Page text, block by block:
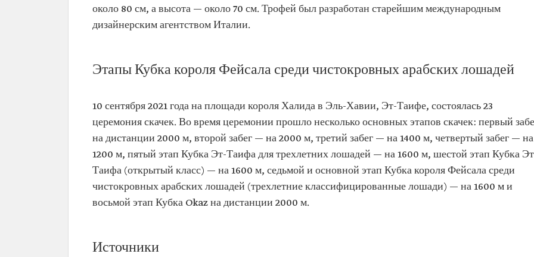
около 80 см, а высота — около 70 см. Трофей был разработан старейшим международным
дизайнерским агентством Италии.
Этапы Кубка короля Фейсала среди чистокровных арабских лошадей
10 сентября 2021 года на площади короля Халида в Эль-Хавии, Эт-Таифе, состоялась 23
церемония скачек. Во время церемонии прошло несколько основных этапов скачек: первый
на дистанции 2000 м, второй забег — на 2000 м, третий забег — на 1400 м, четвертый забег — на
1200 м, пятый этап Кубка Эт-Таифа для трехлетних лошадей — на 1600 м, шестой этап Кубка
Таифа (открытый класс) — на 1600 м, седьмой и основной этап Кубка короля Фейсала среди
чистокровных арабских лошадей (трехлетние классифицированные лошади) — на 1600 м и
восьмой этап Кубка Okaz на дистанции 2000 м.
Источники